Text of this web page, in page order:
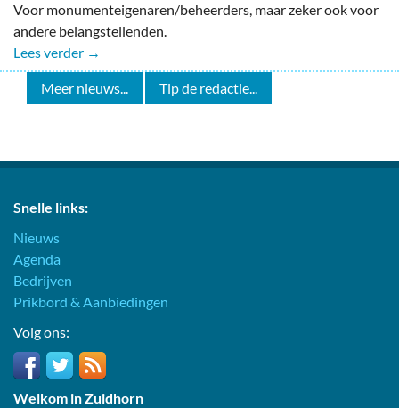
Voor monumenteigenaren/beheerders, maar zeker ook voor
andere belangstellenden.
Lees verder →
Meer nieuws... Tip de redactie...
Snelle links:
Nieuws
Agenda
Bedrijven
Prikbord & Aanbiedingen
Volg ons:
Welkom in Zuidhorn